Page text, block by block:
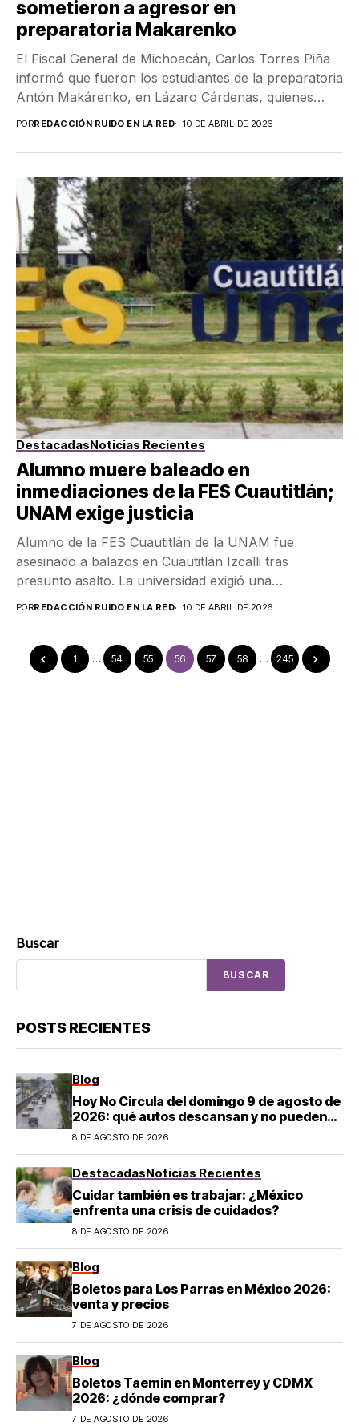
sometieron a agresor en
preparatoria Makarenko
El Fiscal General de Michoacán, Carlos Torres Piña
informó que fueron los estudiantes de la preparatoria
Antón Makárenko, en Lázaro Cárdenas, quienes
sometieron y...
PORREDACCIÓN RUIDO EN LA RED 10 DE ABRIL DE 2026
DestacadasNoticias Recientes
Alumno muere baleado en
inmediaciones de la FES Cuautitlán;
UNAM exige justicia
Alumno de la FES Cuautitlán de la UNAM fue
asesinado a balazos en Cuautitlán Izcalli tras
presunto asalto. La universidad exigió una
investigación...
PORREDACCIÓN RUIDO EN LA RED 10 DE ABRIL DE 2026
1 … 54 55 56 57 58 … 245
Buscar
BUSCAR
POSTS RECIENTES
Blog
Hoy No Circula del domingo 9 de agosto de
2026: qué autos descansan y no pueden
salir en CDMX y el Estado de México; estos
8 DE AGOSTO DE 2026
DestacadasNoticias Recientes
Cuidar también es trabajar: ¿México
enfrenta una crisis de cuidados?
8 DE AGOSTO DE 2026
Blog
Boletos para Los Parras en México 2026:
venta y precios
7 DE AGOSTO DE 2026
Blog
Boletos Taemin en Monterrey y CDMX
2026: ¿dónde comprar?
7 DE AGOSTO DE 2026